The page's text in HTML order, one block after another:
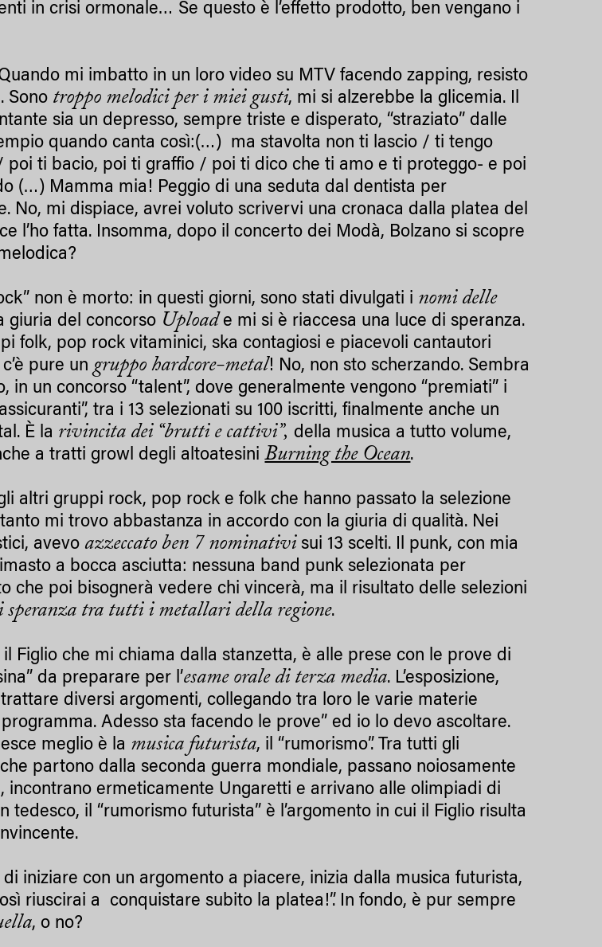
in crisi ormonale… Se questo è l’effetto prodotto, ben vengano i
mi imbatto in un loro video su MTV facendo zapping, resisto
Sono troppo melodici per i miei gusti, mi si alzerebbe la glicemia. Il
sia un depresso, sempre triste e disperato, “straziato” dalle
quando canta così:(…) ma stavolta non ti lascio / ti tengo
ti bacio, poi ti graffio / poi ti dico che ti amo e ti proteggo- e poi
(…) Mamma mia! Peggio di una seduta dal dentista per
No, mi dispiace, avrei voluto scrivervi una cronaca dalla platea del
l’ho fatta. Insomma, dopo il concerto dei Modà, Bolzano si scopre
non è morto: in questi giorni, sono stati divulgati i nomi delle
giuria del concorso Uploade mi si è riaccesa una luce di speranza.
folk, pop rock vitaminici, ska contagiosi e piacevoli cantautori
pure un gruppo hardcore-metal! No, non sto scherzando. Sembra
in un concorso “talent”, dove generalmente vengono “premiati” i
tra i 13 selezionati su 100 iscritti, finalmente anche un
È la rivincita dei “brutti e cattivi”, della musica a tutto volume,
a tratti growl degli altoatesiniBurning the Ocean.
altri gruppi rock, pop rock e folk che hanno passato la selezione
mi trovo abbastanza in accordo con la giuria di qualità. Nei
avevo azzeccato ben 7 nominativi sui 13 scelti. Il punk, con mia
a bocca asciutta: nessuna band punk selezionata per
che poi bisognerà vedere chi vincerà, ma il risultato delle selezioni
speranza tra tutti i metallari della regione.
il Figlio che mi chiama dalla stanzetta, è alle prese con le prove di
da preparare per l’esame orale di terza media. L’esposizione,
diversi argomenti, collegando tra loro le varie materie
Adesso sta facendo le prove” ed io lo devo ascoltare.
meglio è la musica futurista, il “rumorismo”. Tra tutti gli
partono dalla seconda guerra mondiale, passano noiosamente
incontrano ermeticamente Ungaretti e arrivano alle olimpiadi di
tedesco, il “rumorismo futurista” è l’argomento in cui il Figlio risulta
di iniziare con un argomento a piacere, inizia dalla musica futurista,
riuscirai a conquistare subito la platea!”. In fondo, è pur sempre
, o no?